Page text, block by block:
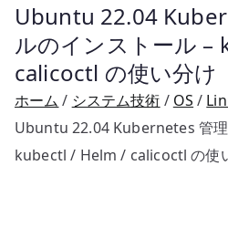
Ubuntu 22.04
ルのインストール
calicoctl の使い分け
ホーム システム技術 OS
Ubuntu 22.04 Kubernetes 管
kubectl / Helm / calicoctl の使